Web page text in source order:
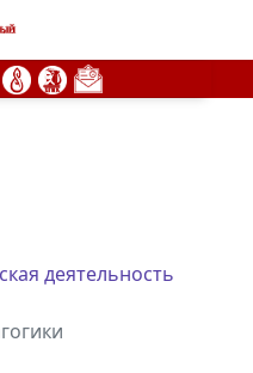
деятельность